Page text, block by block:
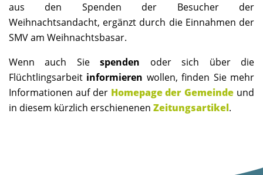
aus den Spenden der Besucher der
Weihnachtsandacht, ergänzt durch die Einnahmen der
SMV am Weihnachtsbasar.
Wenn auch Siespenden oder sich über die
Flüchtlingsarbeit informieren wollen, finden Sie mehr
Informationen auf der Homepage der Gemeinde und
in diesem kürzlich erschienenen Zeitungsartikel.